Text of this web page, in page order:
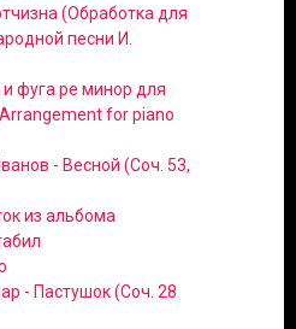
(Обработка для
песни И.
и фуга ре минор для
for piano
- Весной (Соч. 53,
из альбома
- Пастушок (Соч. 28